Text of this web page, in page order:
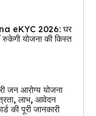
eKYC 2026: घर
योजना की किस्त
जन आरोग्य योजना
लाभ, आवेदन
की पूरी जानकारी